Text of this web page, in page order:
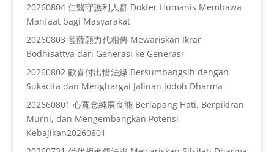
20260804 仁醫守護利人群 Dokter Humanis Membawa
Manfaat bagi Masyarakat
20260803 菩薩願力代相傳 Mewariskan Ikrar
Bodhisattva dari Generasi ke Generasi
20260802 歡喜付出惜法緣 Bersumbangsih dengan
Sukacita dan Menghargai Jalinan Jodoh Dharma
202660801 心寬念純展良能 Berlapang Hati, Berpikiran
Murni, dan Mengembangkan Potensi
Kebajikan20260801